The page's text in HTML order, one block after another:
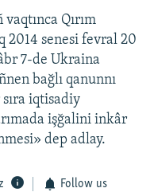
Qırım
2014 senesi fevral 20
7-de Ukraina
bağlı qanunnı
iqtisadiy
işğalini inkâr
dep adlay.
Follow us